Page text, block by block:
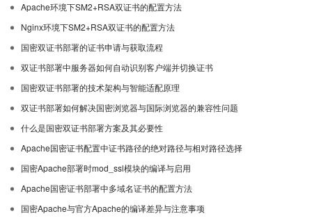
Apache环境下SM2+RSA双证书的配置方法
Nginx环境下SM2+RSA双证书的配置方法
国密双证书部署的证书申请与获取流程
双证书部署中服务器如何自动识别客户端并切换证书
国密双证书部署的技术架构与智能适配原理
双证书部署如何解决国密浏览器与国际浏览器的兼容性问题
什么是国密双证书部署方案及其必要性
Apache国密证书配置中证书路径的绝对路径与相对路径选择
国密Apache部署时mod_ssl模块的编译与启用
Apache国密证书部署中多域名证书的配置方法
国密Apache与官方Apache的编译差异与注意事项